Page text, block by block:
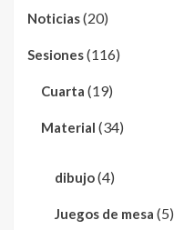
Noticias(20)
Sesiones(116)
Cuarta (19)
Material (34)
dibujo(4)
Juegos de mesa (5)